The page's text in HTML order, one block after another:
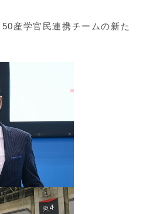
官民連携チームの新た